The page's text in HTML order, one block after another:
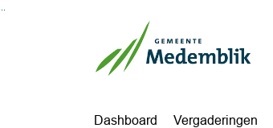
Ga naar de inhoud van deze pagina
Dashboard Vergaderingen